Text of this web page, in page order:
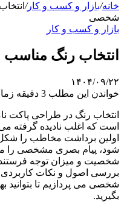
خانه/بازار و کسب و کار/
شخصی
بازار و کسب و کار
انتخاب رنگ
۱۴۰۴/۰۹/۲۲
خواندن این مطلب 3 دقیقه زمان میبرد
انتخاب رنگ در طراحی پاکت
است که اغلب نادیده گرفته
اولین برداشت مخاطب را شکل
شود، پیام بصری مشخصی را
شخصیت و میزان توجه
بررسی اصول و نکات کاربردی
شخصی می پردازیم تا بتوانید
بگیرید.